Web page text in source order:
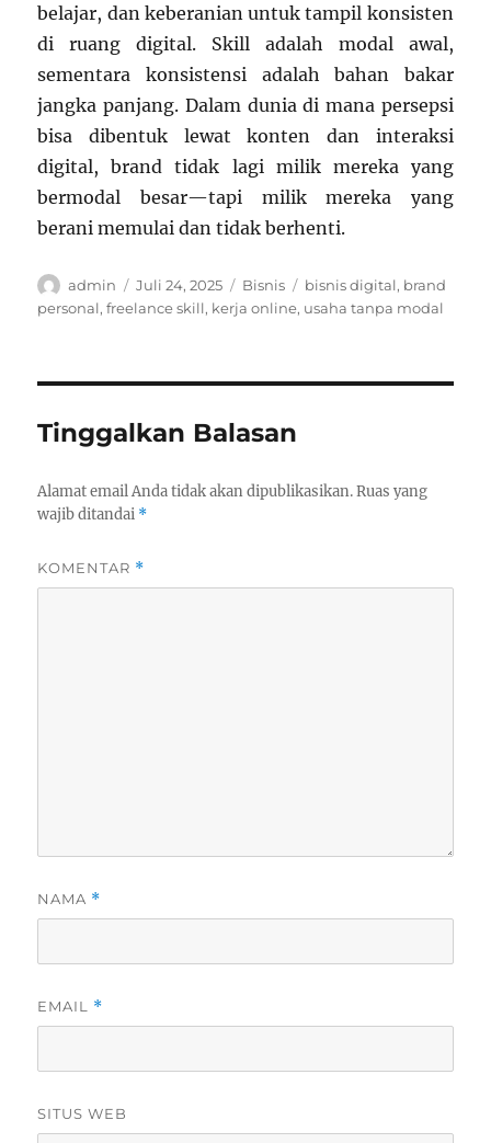
belajar, dan keberanian untuk tampil konsisten
di ruang digital. Skill adalah modal awal,
sementara konsistensi adalah bahan bakar
jangka panjang. Dalam dunia di mana persepsi
bisa dibentuk lewat konten dan interaksi
digital, brand tidak lagi milik mereka yang
bermodal besar—tapi milik mereka yang
berani memulai dan tidak berhenti.
Author
admin
Posted
on
Juli 24, 2025 Categories
Bisnis Tags
bisnis digital, brand
personal,freelance skill, kerja online, usaha tanpa modal
Tinggalkan Balasan
Alamat email Anda tidak akan dipublikasikan. Ruas yang
wajib ditandai *
KOMENTAR *
NAMA *
EMAIL *
SITUS WEB